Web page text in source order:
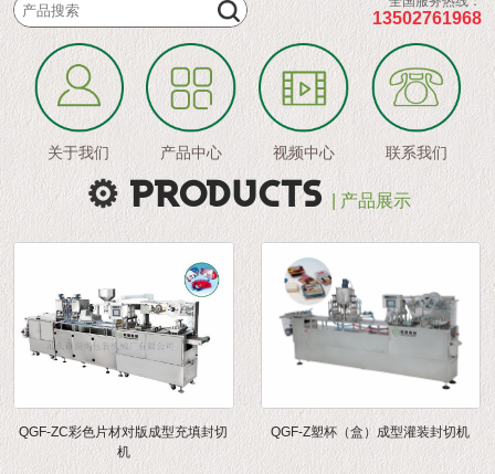
13502761968
关于我们 产品中心 视频中心 联系我们
PRODUCTS | 产品展示
QGF-ZC彩色片材对版成型充填封切
机
QGF-Z塑杯（盒）成型灌装封切机